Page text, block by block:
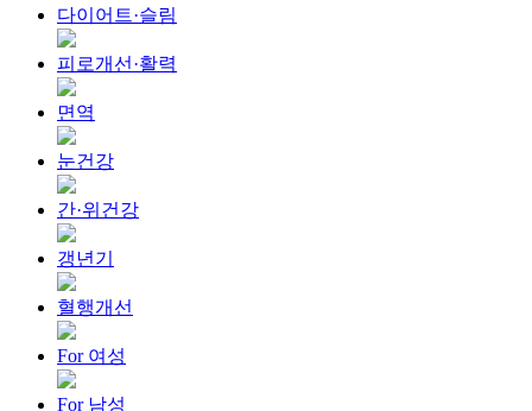
다이어트·슬림
피로개선·활력
면역
눈건강
간·위건강
갱년기
혈행개선
For 여성
For 남성